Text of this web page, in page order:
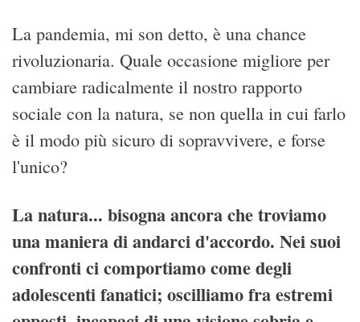
La pandemia, mi son detto, è una chance
rivoluzionaria. Quale occasione migliore per
cambiare radicalmente il nostro rapporto
sociale con la natura, se non quella in cui farlo
è il modo più sicuro di sopravvivere, e forse
l'unico?
La natura... bisogna ancora che troviamo
una maniera di andarci d'accordo. Nei suoi
confronti ci comportiamo come degli
adolescenti fanatici; oscilliamo fra estremi